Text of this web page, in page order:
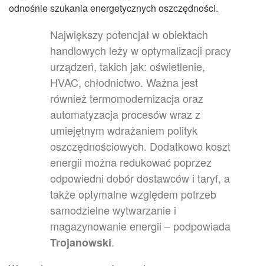
odnośnie szukania energetycznych oszczędności.
Największy potencjał w obiektach
handlowych leży w optymalizacji pracy
urządzeń, takich jak: oświetlenie,
HVAC, chłodnictwo. Ważna jest
również termomodernizacja oraz
automatyzacja procesów wraz z
umiejętnym wdrażaniem polityk
oszczędnościowych. Dodatkowo koszt
energii można redukować poprzez
odpowiedni dobór dostawców i taryf, a
także optymalne względem potrzeb
samodzielne wytwarzanie i
magazynowanie energii – podpowiada
Trojanowski.